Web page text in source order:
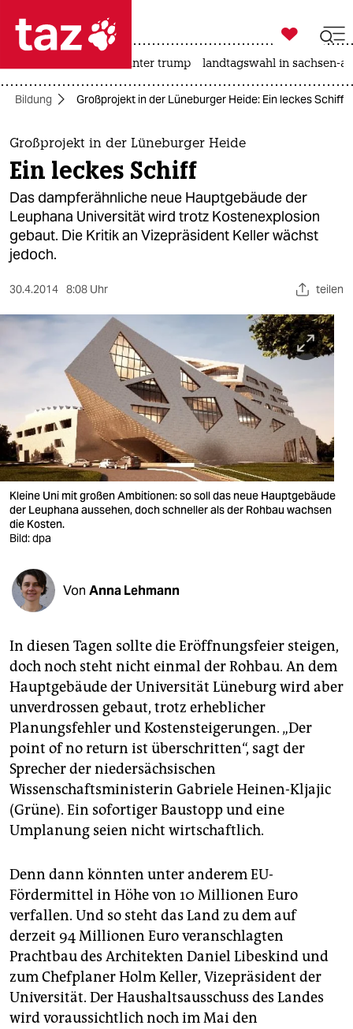
 taz zahl ich
taz zahl ich
themen
politik
öko
gesellschaft
kultur
sport
berlin
wahrheit
verlag
verlag
veranstaltungen
fragen & hilfe
unterstützen
abo
genossenschaft
epaper login

taz zahl ich
usa unter trump landtagswahl in sachsen-
Bildung Großprojekt in der Lüneburger Heide: Ein leckes Schiff
Großprojekt in der Lüneburger Heide
Ein leckes Schiff
Das dampferähnliche neue Hauptgebäude der
Leuphana Universität wird trotz Kostenexplosion
gebaut. Die Kritik an Vizepräsident Keller wächst
jedoch.
30.4.2014 8:08 Uhr teilen
Kleine Uni mit großen Ambitionen: so soll das neue Hauptgebäude
der Leuphana aussehen, doch schneller als der Rohbau wachsen
die Kosten.
Bild: dpa
Von Anna Lehmann
In diesen Tagen sollte die Eröffnungsfeier steigen,
doch noch steht nicht einmal der Rohbau. An dem
Hauptgebäude der Universität Lüneburg wird aber
unverdrossen gebaut, trotz erheblicher
Planungsfehler und Kostensteigerungen. „Der
point of no return ist überschritten“, sagt der
Sprecher der niedersächsischen
Wissenschaftsministerin Gabriele Heinen-Kljajic
(Grüne). Ein sofortiger Baustopp und eine
Umplanung seien nicht wirtschaftlich.
Denn dann könnten unter anderem EU-
Fördermittel in Höhe von 10 Millionen Euro
verfallen. Und so steht das Land zu dem auf
derzeit 94 Millionen Euro veranschlagten
Prachtbau des Architekten Daniel Libeskind und
zum Chefplaner Holm Keller, Vizepräsident der
Universität. Der Haushaltsausschuss des Landes
wird voraussichtlich noch im Mai den